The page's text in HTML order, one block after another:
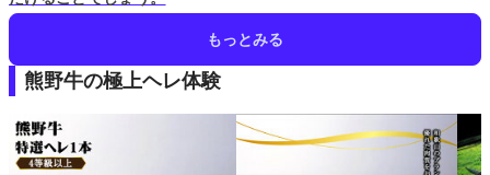
もっとみる
熊野牛の極上ヘレ体験